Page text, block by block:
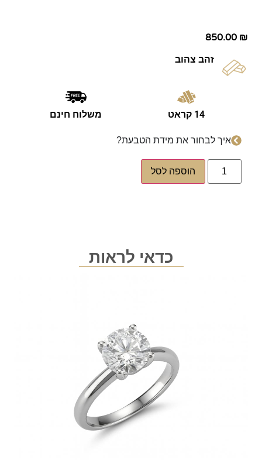
850.00 ₪
זהב צהוב
14 קראט משלוח חינם
איך לבחור את מידת הטבעת?
הוספה לסל
כדאי לראות